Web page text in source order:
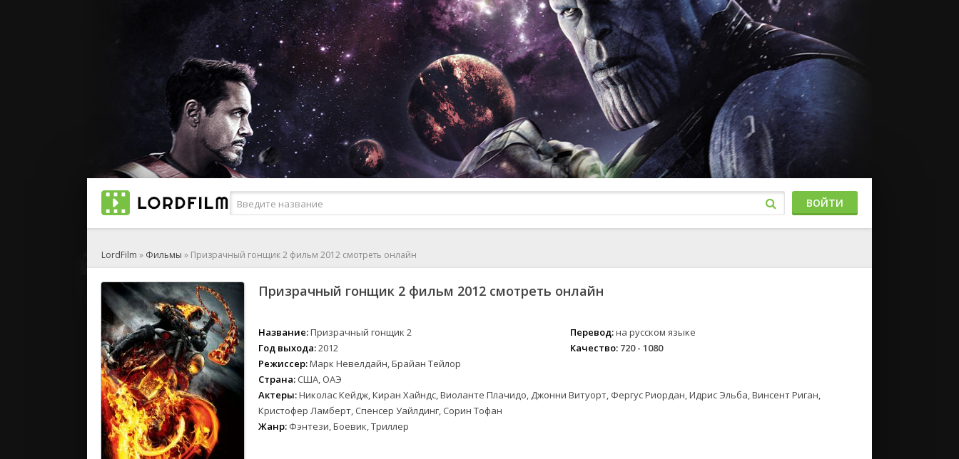
ВОЙТИ
LordFilm » Фильмы » Призрачный гонщик 2 фильм 2012 смотреть онлайн
Призрачный гонщик 2 фильм 2012 смотреть онлайн
Название:Призрачный гонщик 2
Год выхода:2012
Режиссер:Марк Невелдайн, Брайан Тейлор
Страна: США, ОАЭ
Перевод:на русском языке
Качество: 720 - 1080
Актеры:Николас Кейдж, Киран Хайндс, Виоланте Плачидо, Джонни Витуорт, Фергус Риордан, Идрис Эльба, Винсент Риган,
Кристофер Ламберт, Спенсер Уайлдинг, Сорин Тофан
Жанр: Фэнтези, Боевик, Триллер